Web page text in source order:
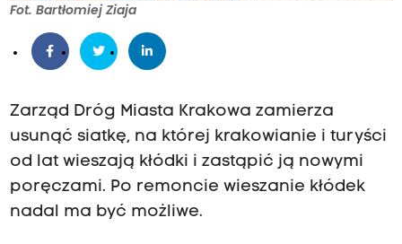
Fot. Bartłomiej Ziaja
Zarząd Dróg Miasta Krakowa zamierza
usunąć siatkę, na której krakowianie i turyści
od lat wieszają kłódki i zastąpić ją nowymi
poręczami. Po remoncie wieszanie kłódek
nadal ma być możliwe.